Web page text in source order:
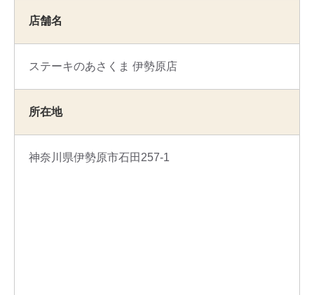
店舗名
ステーキのあさくま 伊勢原店
所在地
神奈川県伊勢原市石田257-1